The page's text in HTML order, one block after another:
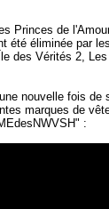
Princes de
été éliminée par
des Vérités 2, Les
nouvelle fois de
marques de
: